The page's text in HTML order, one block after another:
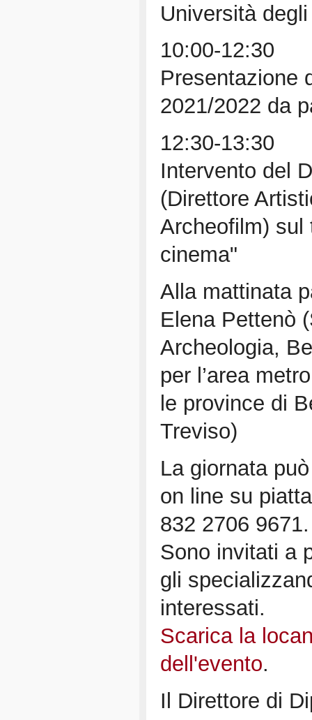
Università
10:00-12:30
Presentazione
2021/2022 da
12:30-13:30
Intervento del
(Direttore
Archeofilm) sul
cinema"
Alla mattinata
Elena Pettenò
Archeologia,
per l’area
le province di
Treviso)
La giornata
on line su
832 2706 9671.
Sono invitati a
gli
interessati.
Scarica la
dell'evento.
Il Direttore di